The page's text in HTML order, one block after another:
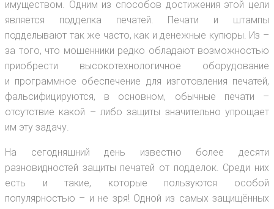
имуществом. Одним из способов достижения этой цели
является подделка печатей. Печати и штампы
подделывают так же часто, как и денежные купюры. Из –
за того, что мошенники редко обладают возможностью
приобрести высокотехнологичное оборудование
и программное обеспечение для изготовления печатей,
фальсифицируются, в основном, обычные печати –
отсутствие какой – либо защиты значительно упрощает
им эту задачу.
На сегодняшний день известно более десяти
разновидностей защиты печатей от подделок. Среди них
есть и такие, которые пользуются особой
популярностью – и не зря! Одной из самых защищённых